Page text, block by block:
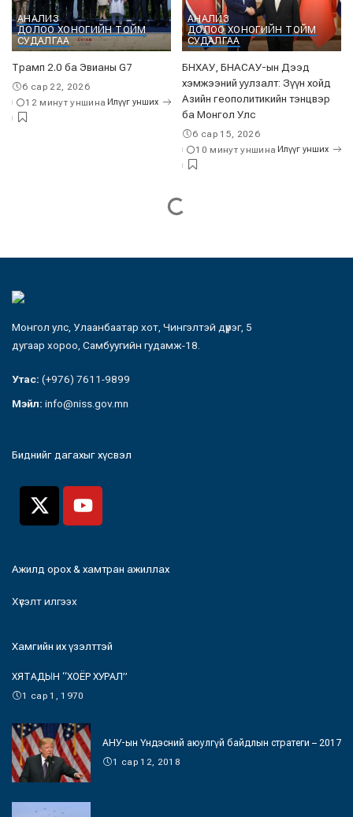
АНАЛИЗ
ДОЛОО ХОНОГИЙН ТОЙМ
СУДАЛГАА
Трамп 2.0 ба Эвианы G7
6 сар 22, 2026
12 минут уншина Илүүг унших
АНАЛИЗ
ДОЛОО ХОНОГИЙН ТОЙМ
СУДАЛГАА
БНХАУ, БНАСАУ-ын Дээд
хэмжээний уулзалт: Зүүн хойд
Азийн геополитикийн тэнцвэр
ба Монгол Улс
6 сар 15, 2026
10 минут уншина Илүүг унших
Монгол улс, Улаанбаатар хот, Чингэлтэй дүүрэг, 5
дугаар хороо, Самбуугийн гудамж-18.
Утас: (+976) 7611-9899
Мэйл: info@niss.gov.mn
Биднийг дагахыг хүсвэл
Ажилд орох & хамтран ажиллах
Хүсэлт илгээх
Хамгийн их үзэлттэй
ХЯТАДЫН “ХОЁР ХУРАЛ”
1 сар 1, 1970
АНУ-ын Үндэсний аюулгүй байдлын стратеги – 2017
1 сар 12, 2018